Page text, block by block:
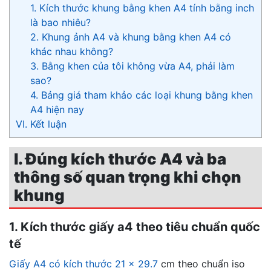
1. Kích thước khung bằng khen A4 tính bằng inch
là bao nhiêu?
2. Khung ảnh A4 và khung bằng khen A4 có
khác nhau không?
3. Bằng khen của tôi không vừa A4, phải làm
sao?
4. Bảng giá tham khảo các loại khung bằng khen
A4 hiện nay
VI. Kết luận
I. Đúng kích thước A4 và ba
thông số quan trọng khi chọn
khung
1. Kích thước giấy a4 theo tiêu chuẩn quốc
tế
Giấy A4 có kích thước 21 x 29.7 cm theo chuẩn iso